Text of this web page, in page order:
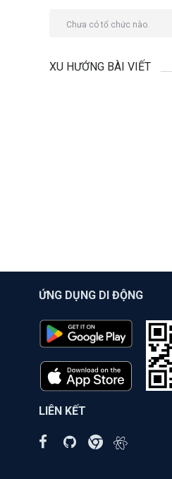
Chưa có tổ chức nào.
XU HƯỚNG BÀI VIẾT
ỨNG DỤNG DI ĐỘNG
LIÊN KẾT